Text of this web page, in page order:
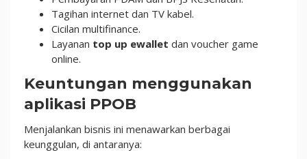
Tagihan internet dan TV kabel.
Cicilan multifinance.
Layanan top up ewallet dan voucher game
online.
Keuntungan menggunakan
aplikasi PPOB
Menjalankan bisnis ini menawarkan berbagai
keunggulan, di antaranya: